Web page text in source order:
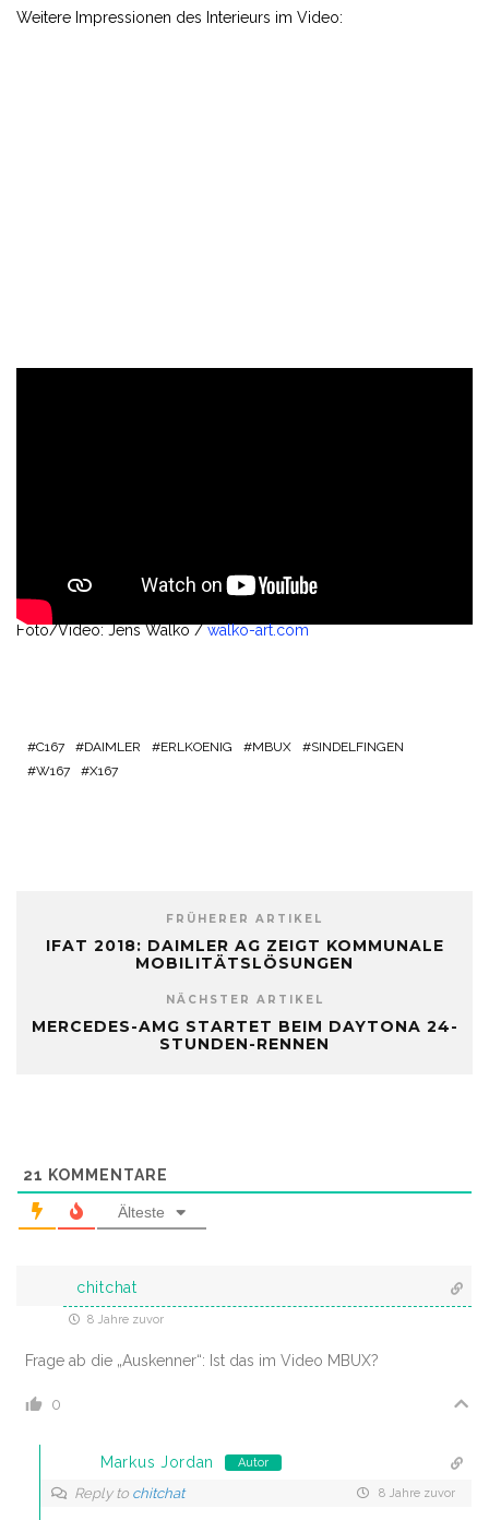
Weitere Impressionen des Interieurs im Video:
Foto/Video: Jens Walko /walko-art.com
C167 DAIMLER ERLKOENIG MBUX
SINDELFINGEN
W167
X167
FRÜHERER ARTIKEL
IFAT 2018: DAIMLER AG ZEIGT KOMMUNALE
MOBILITÄTSLÖSUNGEN
NÄCHSTER ARTIKEL
MERCEDES-AMG STARTET BEIM DAYTONA 24-
STUNDEN-RENNEN
21 KOMMENTARE
Älteste
chitchat
8 Jahre zuvor
Frage ab die „Auskenner“: Ist das im Video MBUX?
0
Markus Jordan Autor
Reply to chitchat 8 Jahre zuvor